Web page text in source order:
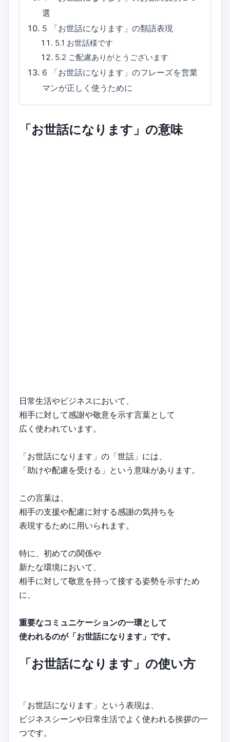
選
5
「お世話になります」の類語表現
5.1 お世話様です
5.2 ご配慮ありがとうございます
6
「お世話になります」のフレーズを営業
マンが正しく使うために
「お世話になります」の意味
日常生活やビジネスにおいて、
相手に対して感謝や敬意を示す言葉として
広く使われています。
「お世話になります」の「世話」には、
「助けや配慮を受ける」という意味があります。
この言葉は、
相手の支援や配慮に対する感謝の気持ちを
表現するために用いられます。
特に、初めての関係や
新たな環境において、
相手に対して敬意を持って接する姿勢を示すため
に、
重要なコミュニケーションの一環として
使われるのが「お世話になります」です。
「お世話になります」の使い方
「お世話になります」という表現は、
ビジネスシーンや日常生活でよく使われる挨拶の一
つです。